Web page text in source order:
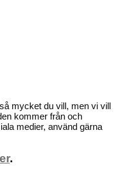
mycket du vill, men vi vill
kommer från och
medier, använd gärna
.